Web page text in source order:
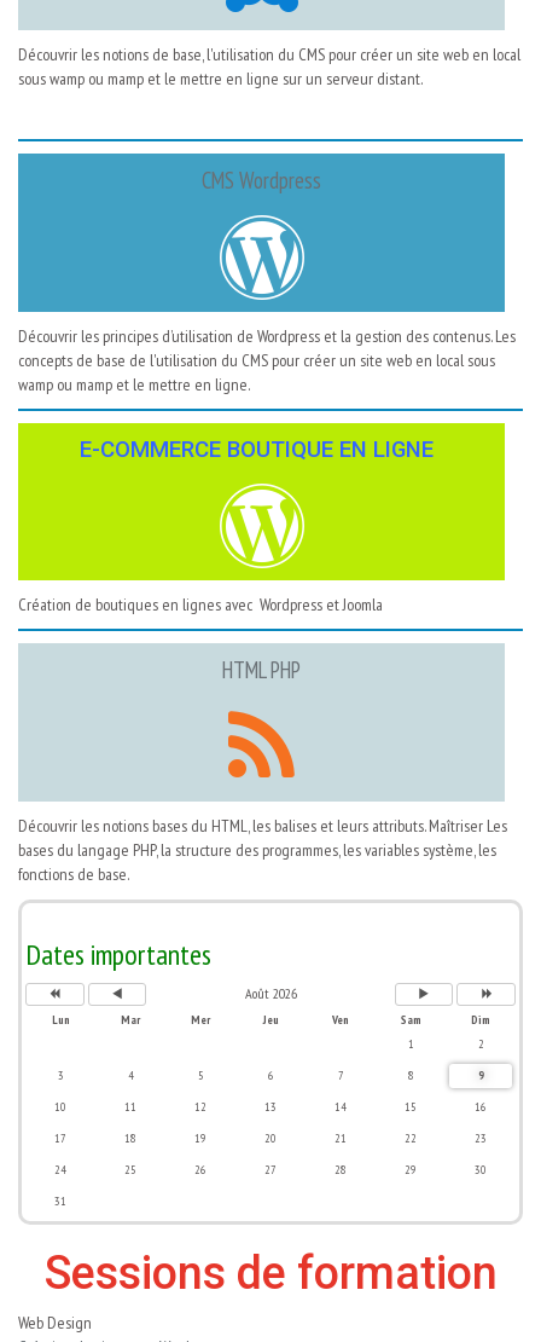
Découvrir les notions de base, l'utilisation du CMS pour créer un site web en local
sous wamp ou mamp et le mettre en ligne sur un serveur distant.
CMS Wordpress
Découvrir les principes d’utilisation de Wordpress et la gestion des contenus. Les
concepts de base de l'utilisation du CMS pour créer un site web en local sous
wamp ou mamp et le mettre en ligne.
E-COMMERCE BOUTIQUE EN LIGNE
Création de boutiques en lignes avec Wordpress et Joomla
HTML PHP
Découvrir les notions bases du HTML, les balises et leurs attributs. Maîtriser Les
bases du langage PHP, la structure des programmes, les variables système, les
fonctions de base.
Dates importantes
n
e
p
r
é
c
é
o
p
r
é
c
é
n
u
i
v
a
n
t
e
o
i
v
a
n
Août 2026
Lun Mar Mer Jeu Ven Sam
Dim
1
2
3
4 5 6 7 8
9
10
11 12 13 14 15
16
17
18 19 20 21 22
23
24
25 26 27 28 29
30
31
Sessions de formation
Web Design